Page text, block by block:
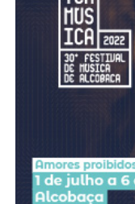
Acesso ao
Acesso aos
assinantes
Ofertas para